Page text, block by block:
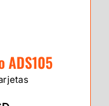
ADS105